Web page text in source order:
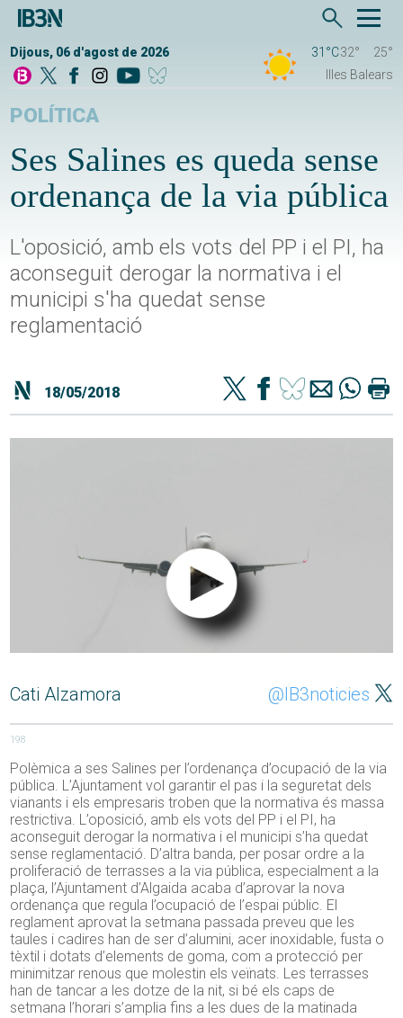
Dijous, 06 d'agost de 2026 31°C32°
25°
Illes Balears
POLÍTICA
Ses Salines es queda sense
ordenança de la via pública
L'oposició, amb els vots del PP i el PI, ha
aconseguit derogar la normativa i el
municipi s'ha quedat sense
reglamentació
18/05/2018
Cati Alzamora @IB3noticies
198
Polèmica a ses Salines per l’ordenança d’ocupació de la via
pública. L’Ajuntament vol garantir el pas i la seguretat dels
vianants i els empresaris troben que la normativa és massa
restrictiva. L’oposició, amb els vots del PP i el PI, ha
aconseguit derogar la normativa i el municipi s’ha quedat
sense reglamentació. D’altra banda, per posar ordre a la
proliferació de terrasses a la via pública, especialment a la
plaça, l’Ajuntament d’Algaida acaba d’aprovar la nova
ordenança que regula l’ocupació de l’espai públic. El
reglament aprovat la setmana passada preveu que les
taules i cadires han de ser d’alumini, acer inoxidable, fusta o
tèxtil i dotats d’elements de goma, com a protecció per
minimitzar renous que molestin els veïnats. Les terrasses
han de tancar a les dotze de la nit, si bé els caps de
setmana l’horari s’amplia fins a les dues de la matinada